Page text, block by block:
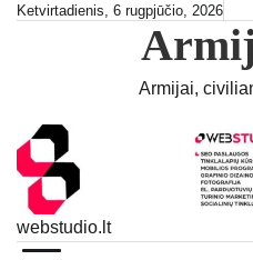
SkipKetvirtadienis, 6 rugpjūčio, 2026
Armijai,
webstudio.lt